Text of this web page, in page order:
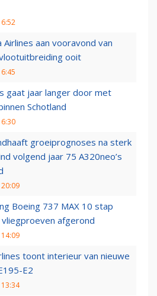
Airlines aan vooravond van
ooit
gaat jaar langer door met
Schotland
groeiprognoses na sterk
volgend jaar 75 A320neo’s
Boeing 737 MAX 10 stap
afgerond
toont interieur van nieuwe
E2